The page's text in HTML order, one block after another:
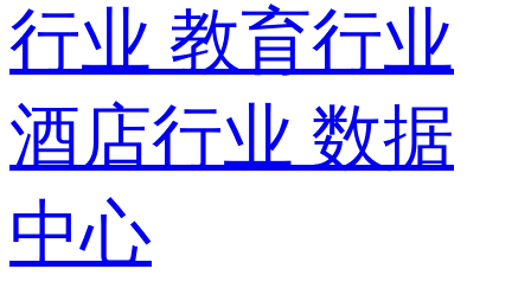
行业 教育行业
酒店行业 数据
中心